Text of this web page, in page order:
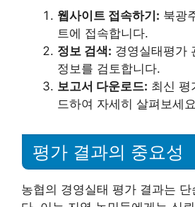
웹사이트 접속하기: 북광
트에 접속합니다.
정보 검색: 경영실태평가
정보를 검토합니다.
보고서 다운로드: 최신 평
드하여 자세히 살펴보세
평가 결과의 중요성
농협의 경영실태 평가 결과는